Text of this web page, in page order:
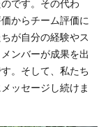
です。その代わ
からチーム評価に
が自分の経験やス
ンバーが成果を出
。そして、私たち
ッセージし続けま